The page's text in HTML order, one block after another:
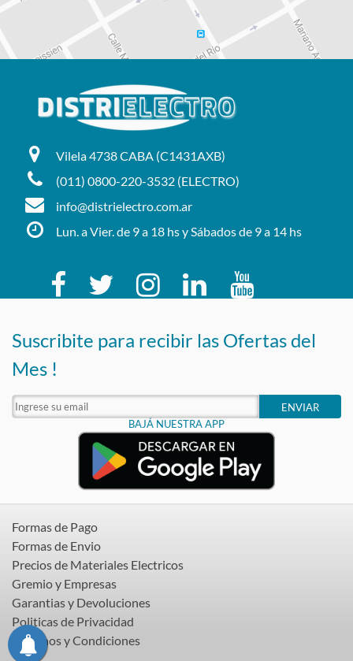
Vilela 4738 CABA (C1431AXB)
(011) 0800-220-3532 (ELECTRO)
info@distrielectro.com.ar
Lun. a Vier. de 9 a 18 hs y Sábados de 9 a 14 hs
Suscribite para recibir las Ofertas del
Mes !
ENVIAR
BAJÁ NUESTRA APP
Formas de Pago
Formas de Envio
Precios de Materiales Electricos
Gremio y Empresas
Garantias y Devoluciones
Politicas de Privacidad
Terminos y Condiciones